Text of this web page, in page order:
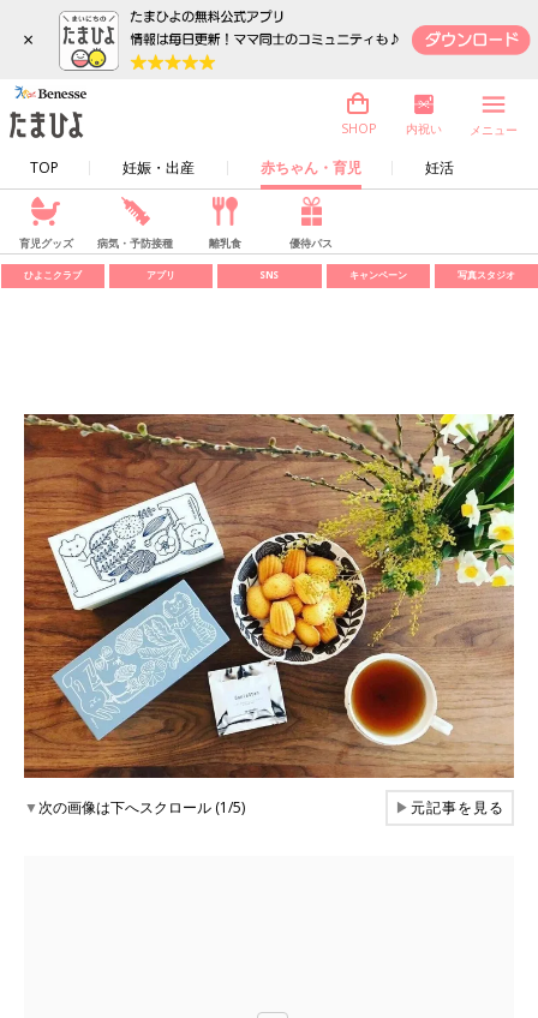
×
TOP 妊娠・出産 赤ちゃん・育児 妊活
SHOP 内祝い メニュー
育児グッズ 病気・予防接種 離乳食 優待パス
ひよこクラブ アプリ SNS キャンペーン 写真スタジオ
▼次の画像は下へスクロール (1/5) ▶元記事を見る